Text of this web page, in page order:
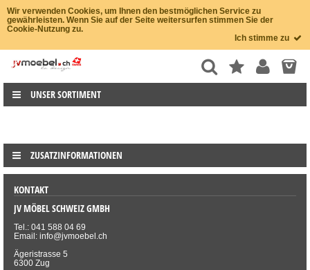
Wir verwenden Cookies, um Ihnen den bestmöglichen Service zu
gewährleisten. Wenn Sie auf der Seite weitersurfen stimmen Sie der
Cookie-Nutzung zu.
Ich stimme zu
UNSER SORTIMENT
ZUSATZINFORMATIONEN
KONTAKT
JV MÖBEL SCHWEIZ GMBH
Tel.: 041 588 04 69
Email: info@jvmoebel.ch
Ägeristrasse 5
6300 Zug